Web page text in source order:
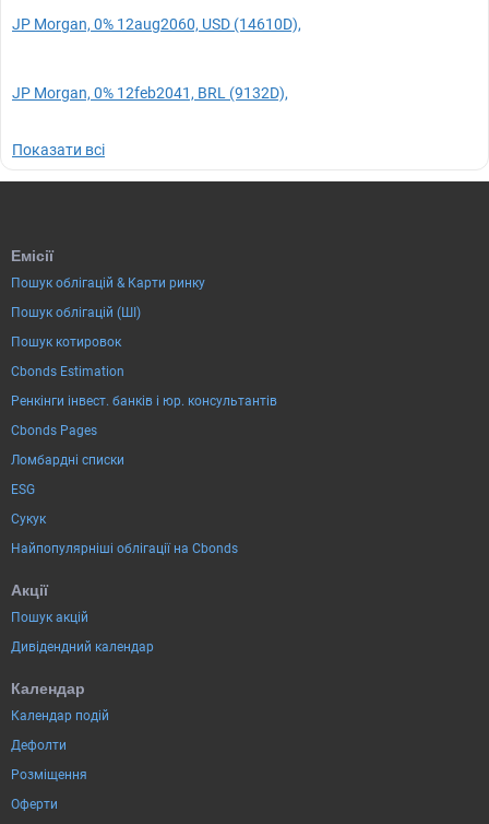
JP Morgan, 0% 12aug2060, USD (14610D),
JP Morgan, 0% 12feb2041, BRL (9132D),
Показати всі
Емісії
Пошук облігацій & Карти ринку
Пошук облігацій (ШІ)
Пошук котировок
Cbonds Estimation
Ренкінги інвест. банків і юр. консультантів
Cbonds Pages
Ломбардні списки
ESG
Сукук
Найпопулярніші облігації на Cbonds
Акції
Пошук акцій
Дивідендний календар
Календар
Календар подій
Дефолти
Розміщення
Оферти